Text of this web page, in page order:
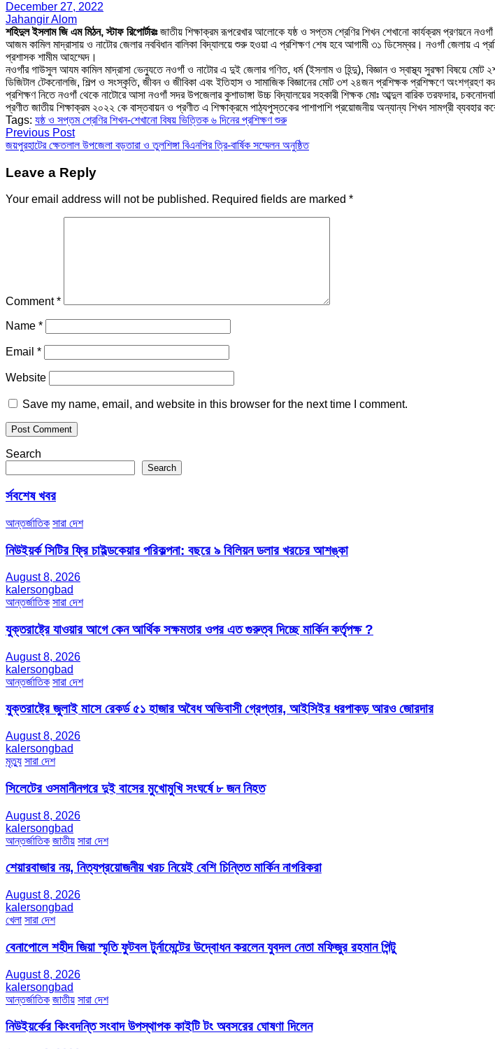
December 27, 2022
Jahangir Alom
শহিদুল ইসলাম জি এম মিঠন, স্টাফ রিপোর্টারঃজাতীয় শিক্ষাক্রম রূপরেখার আলোকে যষ্ঠ ও সপ্তম শ্রেণির শিখন শেখানো কার্যক্রম প্রণয়নে
আজম কামিল মাদ্রাসায় ও নাটোর জেলার নববিধান বালিকা বিদ্যালয়ে শুরু হওয়া এ প্রশিক্ষণ শেষ হবে আগামী ৩১ ডিসেম্বর। নওগাঁ জেলায় এ
প্রশাসক শামীম আহম্মেদ।
নওগাঁর গাউসুল আযম কামিল মাদ্রাসা ভেন্যুতে নওগাঁ ও নাটোর এ দুই জেলার গণিত, ধর্ম (ইসলাম ও হিন্দু), বিজ্ঞান ও স্বাস্থ্য সুরক্ষা বিষয়ে
ডিজিটাল টেকনোলজি, শিল্প ও সংস্কৃতি, জীবন ও জীবিকা এবং ইতিহাস ও সামাজিক বিজ্ঞানের মোট ৩শ ২৪জন প্রশিক্ষক প্রশিক্ষণে অংশগ্রহণ
প্রশিক্ষণ নিতে নওগাঁ থেকে নাটোরে আসা নওগাঁ সদর উপজেলার কুশাডাঙ্গা উচ্চ বিদ্যালয়ের সহকারী শিক্ষক মোঃ আব্দুল বারিক তরফদার,
প্রণীত জাতীয় শিক্ষাক্রম ২০২২ কে বাস্তবায়ন ও প্রণীত এ শিক্ষাক্রমে পাঠ্যপুস্তকের পাশাপাশি প্রয়োজনীয় অন্যান্য শিখন সামগ্রী ব্যবহার
Tags: যষ্ঠ ও সপ্তম শ্রেণির শিখন-শেখানো বিষয় ভিত্তিক ৬ দিনের প্রশিক্ষণ শুরু
Post
navigation
Previous Post
জয়পুরহাটের ক্ষেতলাল উপজেলা বড়তারা ও তুলশিঙ্গা বিএনপির ত্রি-বার্ষিক সম্মেলন অনুষ্ঠিত
Leave a Reply
Your email address will not be published. Required fields are marked *
Comment*
Name *
Email *
Website
Save my name, email, and website in this browser for the next time I comment.
Search
Search
র্সবশেষ খবর
আন্তর্জাতিক সারা দেশ
নিউইয়র্ক সিটির ফ্রি চাইল্ডকেয়ার পরিকল্পনা: বছরে ৯ বিলিয়ন ডলার খরচের আশঙ্কা
August 8, 2026
kalersongbad
আন্তর্জাতিক সারা দেশ
যুক্তরাষ্ট্রে যাওয়ার আগে কেন আর্থিক সক্ষমতার ওপর এত গুরুত্ব দিচ্ছে মার্কিন কর্তৃপক্ষ ?
August 8, 2026
kalersongbad
আন্তর্জাতিক সারা দেশ
যুক্তরাষ্ট্রে জুলাই মাসে রেকর্ড ৫১ হাজার অবৈধ অভিবাসী গ্রেপ্তার, আইসিইর ধরপাকড় আরও জোরদার
August 8, 2026
kalersongbad
মৃত্যু সারা দেশ
সিলেটের ওসমানীনগরে দুই বাসের মুখোমুখি সংঘর্ষে ৮ জন নিহত
August 8, 2026
kalersongbad
আন্তর্জাতিক জাতীয় সারা দেশ
শেয়ারবাজার নয়, নিত্যপ্রয়োজনীয় খরচ নিয়েই বেশি চিন্তিত মার্কিন নাগরিকরা
August 8, 2026
kalersongbad
খেলা সারা দেশ
বেনাপোলে শহীদ জিয়া স্মৃতি ফুটবল টুর্নামেন্টের উদ্বোধন করলেন যুবদল নেতা মফিজুর রহমান পিন্টু
August 8, 2026
kalersongbad
আন্তর্জাতিক জাতীয় সারা দেশ
নিউইয়র্কের কিংবদন্তি সংবাদ উপস্থাপক কাইটি টং অবসরের ঘোষণা দিলেন